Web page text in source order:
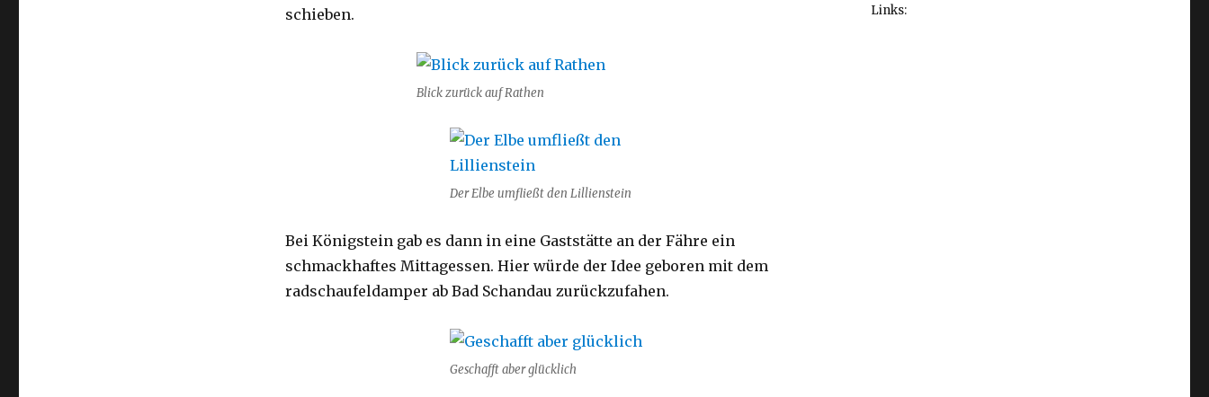
schieben.
Blick zurück auf Rathen
Der Elbe umfließt den Lillienstein
Bei Königstein gab es dann in eine Gaststätte an der Fähre ein
schmackhaftes Mittagessen. Hier würde der Idee geboren mit dem
radschaufeldamper ab Bad Schandau zurückzufahen.
Geschafft aber glücklich
Links: